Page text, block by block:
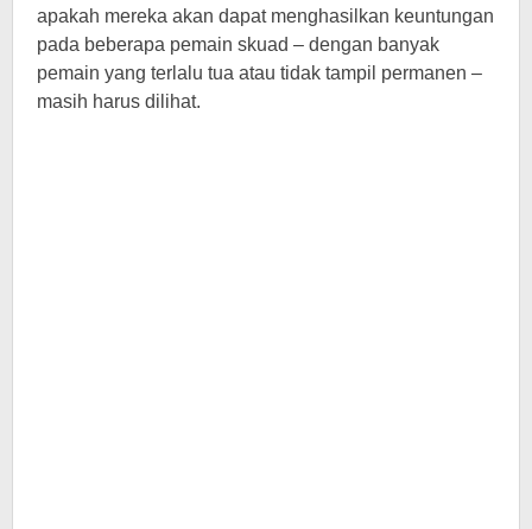
apakah mereka akan dapat menghasilkan keuntungan
pada beberapa pemain skuad – dengan banyak
pemain yang terlalu tua atau tidak tampil permanen –
masih harus dilihat.